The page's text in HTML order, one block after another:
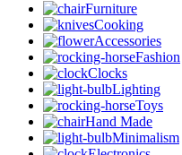
Furniture
Cooking
Accessories
Fashion
Clocks
Lighting
Toys
Hand Made
Minimalism